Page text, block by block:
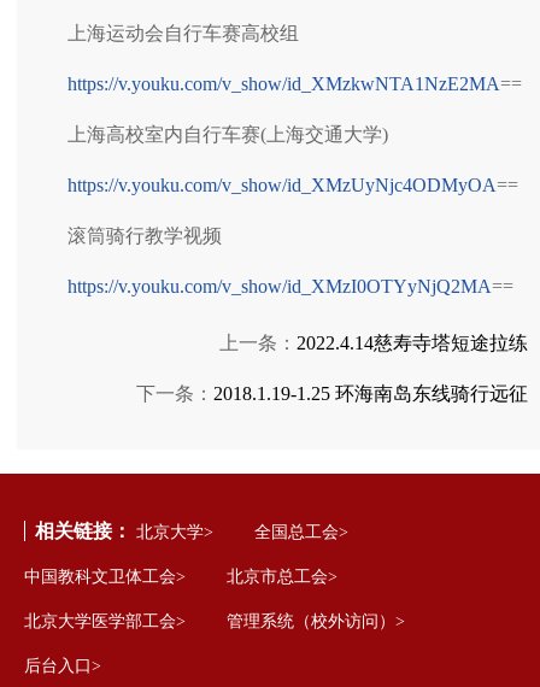
上海运动会自行车赛高校组
https://v.youku.com/v_show/id_XMzkwNTA1NzE2MA==
上海高校室内自行车赛(上海交通大学)
https://v.youku.com/v_show/id_XMzUyNjc4ODMyOA==
滚筒骑行教学视频
https://v.youku.com/v_show/id_XMzI0OTYyNjQ2MA==
上一条： 2022.4.14慈寿寺塔短途拉练
下一条： 2018.1.19-1.25 环海南岛东线骑行远征
相关链接： 北京大学> 全国总工会>
中国教科文卫体工会> 北京市总工会>
北京大学医学部工会> 管理系统（校外访问）>
后台入口>